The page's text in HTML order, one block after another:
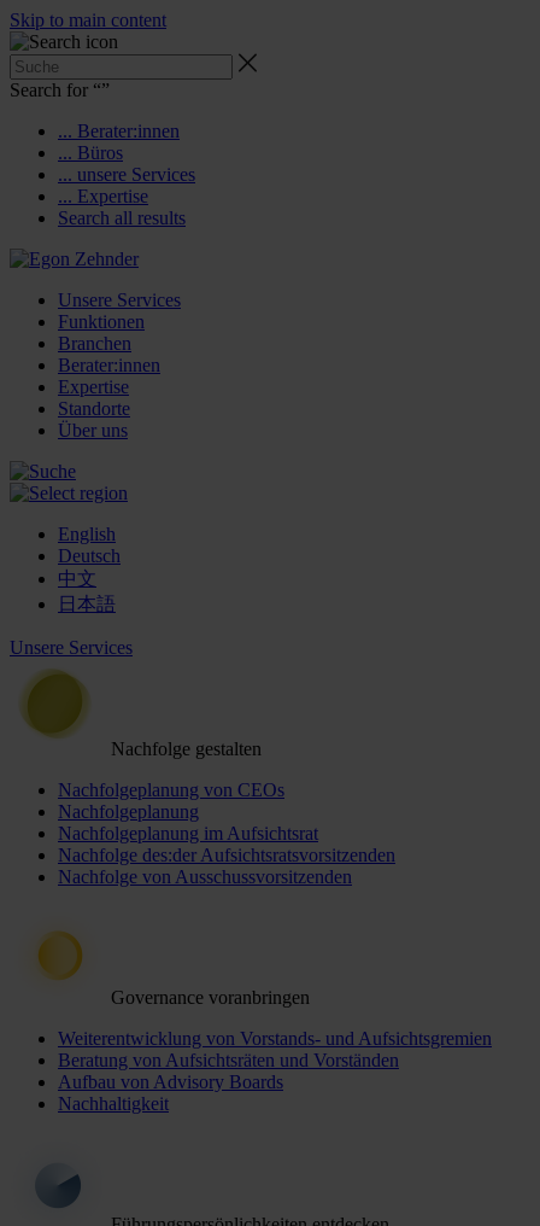
Skip to main content
Search for “”
... Berater:innen
... Büros
... unsere Services
... Expertise
Search all results
Unsere Services
Funktionen
Branchen
Berater:innen
Expertise
Standorte
Über uns
English
Deutsch
中文
日本語
Unsere Services
Nachfolge gestalten
Nachfolgeplanung von CEOs
Nachfolgeplanung
Nachfolgeplanung im Aufsichtsrat
Nachfolge des:der Aufsichtsratsvorsitzenden
Nachfolge von Ausschussvorsitzenden
Governance voranbringen
Weiterentwicklung von Vorstands- und Aufsichtsgremien
Beratung von Aufsichtsräten und Vorständen
Aufbau von Advisory Boards
Nachhaltigkeit